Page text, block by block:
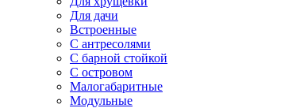
Для дачи
Встроенные
С антресолями
С барной стойкой
С островом
Малогабаритные
Модульные